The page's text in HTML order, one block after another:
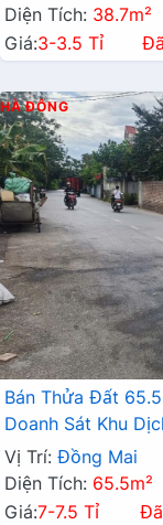
Diện Tích: 38.7m²
Giá:3-3.5 Tỉ
HÀ ĐÔNG
Bán Thửa Đất
Doanh Sát Khu
Vị Trí: Đồng Mai
Diện Tích: 65.5m²
Giá:7-7.5 Tỉ